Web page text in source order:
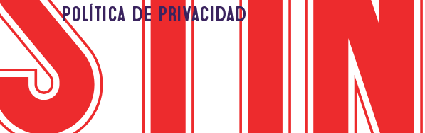
Política de privacidad